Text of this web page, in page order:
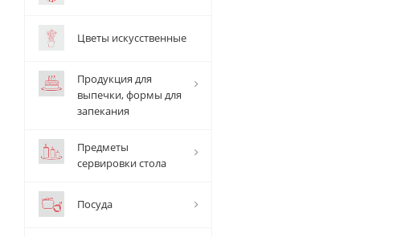
Цветы искусственные
Продукция для
выпечки, формы для
запекания
Предметы
сервировки стола
Посуда